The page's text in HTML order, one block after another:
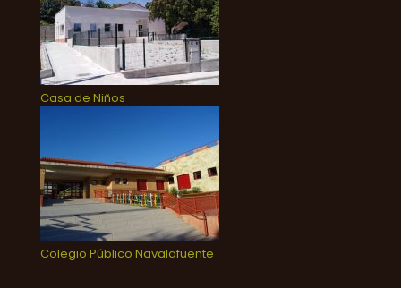
Casa de Niños
Colegio Público Navalafuente